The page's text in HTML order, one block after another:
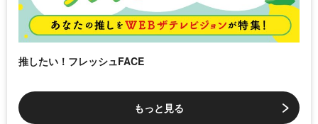
推したい！フレッシュFACE
もっと見る